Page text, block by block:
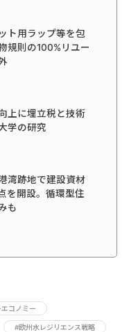
ト用ラップ等を包
規則の100%リユー
上に埋立税と技術
学の研究
湾跡地で建設資材
を開設。循環型住
も
コノミー
#欧州水レジリエンス戦略